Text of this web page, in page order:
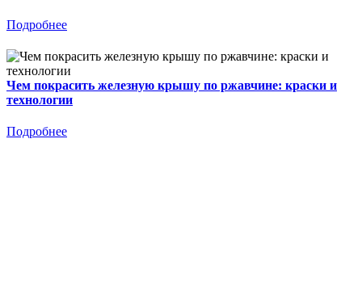
Подробнее
Чем покрасить железную крышу по ржавчине: краски и
технологии
Подробнее